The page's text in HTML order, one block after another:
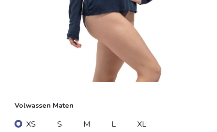
Volwassen Maten
XS S M L XL